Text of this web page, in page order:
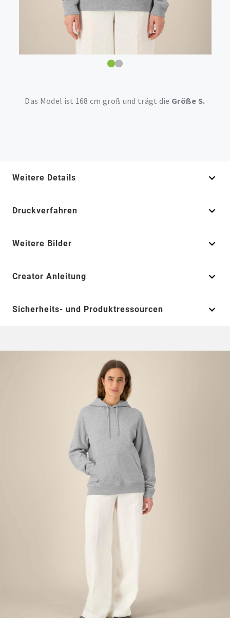
Das Model ist 168 cm groß und trägt die Größe S.
Weitere Details
Druckverfahren
Weitere Bilder
Creator Anleitung
Sicherheits- und Produktressourcen